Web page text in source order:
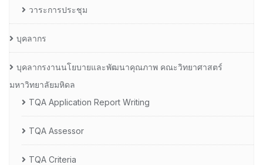
วาระการประชุม
บุคลากร
บุคลากรงานนโยบายและพัฒนาคุณภาพ คณะวิทยาศาสตร์
มหาวิทยาลัยมหิดล
TQA Application Report Writing
TQA Assessor
TQA Criteria